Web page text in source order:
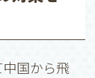
国から飛